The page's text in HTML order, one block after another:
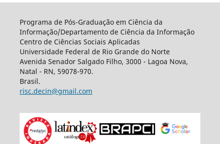
Programa de Pós-Graduação em Ciência da
Informação/Departamento de Ciência da Informação
Centro de Ciências Sociais Aplicadas
Universidade Federal de Rio Grande do Norte
Avenida Senador Salgado Filho, 3000 - Lagoa Nova,
Natal - RN, 59078-970.
Brasil.
risc.decin@gmail.com